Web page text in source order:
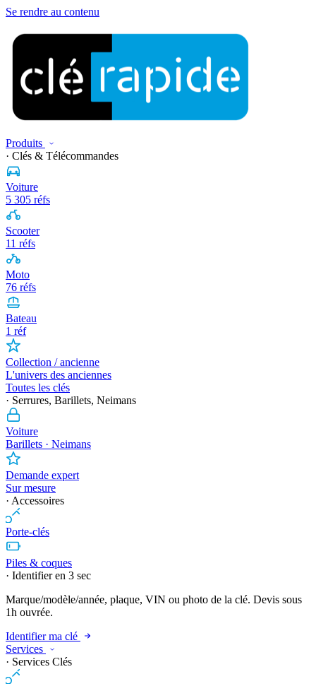
Se rendre au contenu
Produits
· Clés & Télécommandes
Voiture
5 305 réfs
Scooter
11 réfs
Moto
76 réfs
Bateau
1 réf
Collection / ancienne
L'univers des anciennes
Toutes les clés
· Serrures, Barillets, Neimans
Voiture
Barillets · Neimans
Demande expert
Sur mesure
· Accessoires
Porte-clés
Piles & coques
· Identifier en 3 sec
Marque/modèle/année, plaque, VIN ou photo de la clé. Devis sous
1h ouvrée.
Identifier ma clé
Services
· Services Clés